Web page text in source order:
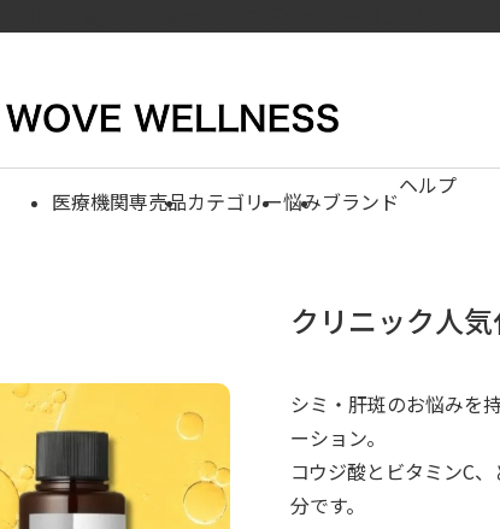
医療機関専売品カテゴリー悩みブランド
ヘルプ
クリニック人
シミ・肝斑のお悩みを
ーション。
コウジ酸とビタミンC
分です。